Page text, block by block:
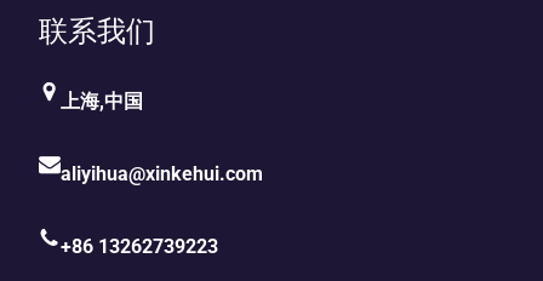
联系我们
上海,中国
aliyihua@xinkehui.com
+86 13262739223